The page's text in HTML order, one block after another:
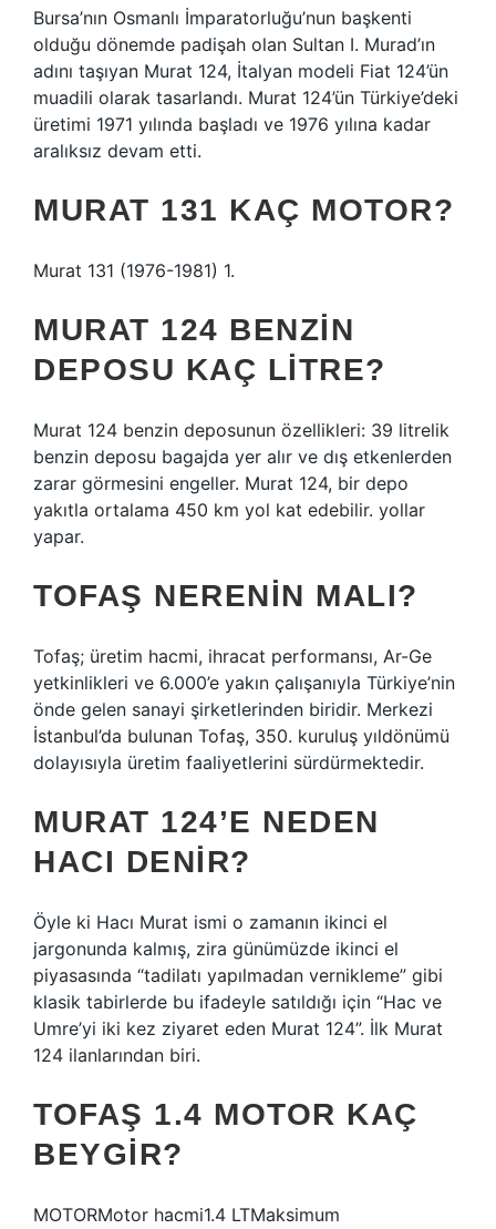
Bursa’nın Osmanlı İmparatorluğu’nun başkenti
olduğu dönemde padişah olan Sultan I. Murad’ın
adını taşıyan Murat 124, İtalyan modeli Fiat 124’ün
muadili olarak tasarlandı. Murat 124’ün Türkiye’deki
üretimi 1971 yılında başladı ve 1976 yılına kadar
aralıksız devam etti.
MURAT 131 KAÇ MOTOR?
Murat 131 (1976-1981) 1.
MURAT 124 BENZIN
DEPOSU KAÇ LITRE?
Murat 124 benzin deposunun özellikleri: 39 litrelik
benzin deposu bagajda yer alır ve dış etkenlerden
zarar görmesini engeller. Murat 124, bir depo
yakıtla ortalama 450 km yol kat edebilir. yollar
yapar.
TOFAŞ NERENIN MALI?
Tofaş; üretim hacmi, ihracat performansı, Ar-Ge
yetkinlikleri ve 6.000’e yakın çalışanıyla Türkiye’nin
önde gelen sanayi şirketlerinden biridir. Merkezi
İstanbul’da bulunan Tofaş, 350. kuruluş yıldönümü
dolayısıyla üretim faaliyetlerini sürdürmektedir.
MURAT 124’E NEDEN
HACI DENIR?
Öyle ki Hacı Murat ismi o zamanın ikinci el
jargonunda kalmış, zira günümüzde ikinci el
piyasasında “tadilatı yapılmadan vernikleme” gibi
klasik tabirlerde bu ifadeyle satıldığı için “Hac ve
Umre’yi iki kez ziyaret eden Murat 124”. İlk Murat
124 ilanlarından biri.
TOFAŞ 1.4 MOTOR KAÇ
BEYGIR?
MOTORMotor hacmi1.4 LTMaksimum